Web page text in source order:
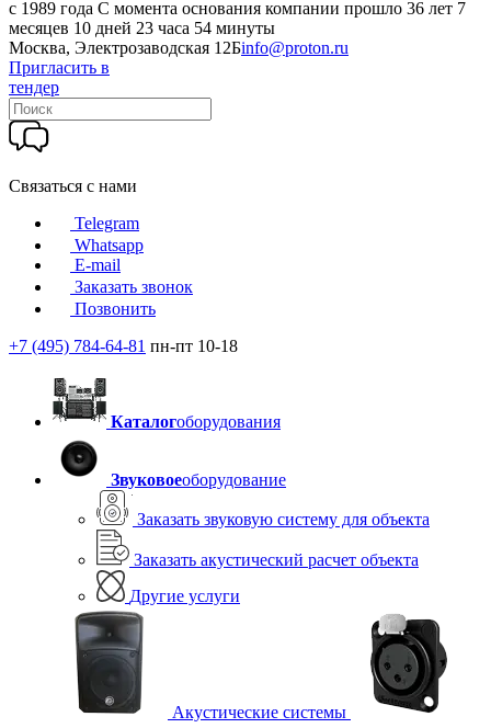
c 1989 года С момента основания компании прошло 36 лет 7
месяцев 10 дней 23 часа 54 минуты
Москва, Электрозаводская 12Бinfo@proton.ru
Пригласить в
тендер
Связаться с нами
Telegram
Whatsapp
E-mail
Заказать звонок
Позвонить
+7 (495) 784-64-81 пн-пт 10-18
Каталогоборудования
Звуковоеоборудование
Заказать звуковую систему для объекта
Заказать акустический расчет объекта
Другие услуги
Акустические системы